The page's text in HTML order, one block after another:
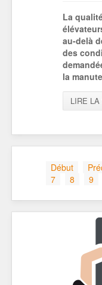
La
au-delà
des
la
LIRE
Début
7
8 9